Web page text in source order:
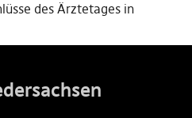
des Ärztetages in